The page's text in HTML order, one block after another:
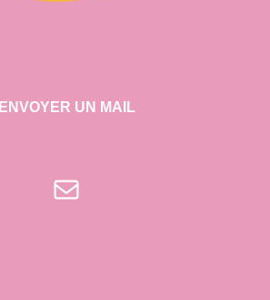
ENVOYER UN MAIL
E-mail